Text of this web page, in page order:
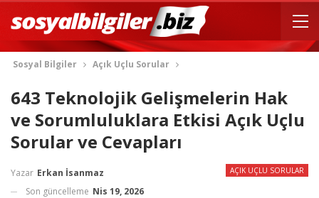
Sosyal Bilgiler Açık Uçlu Sorular
643 Teknolojik Gelişmelerin Hak
ve Sorumluluklara Etkisi Açık Uçlu
Sorular ve Cevapları
AÇIK UÇLU SORULAR
Yazar Erkan İsanmaz
Son güncelleme Nis 19, 2026